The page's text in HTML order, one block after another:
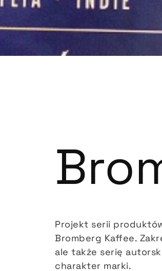
Projekt serii
Bromberg Kaffee.
ale także serię
charakter marki.